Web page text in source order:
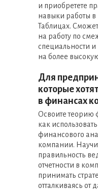
Освоите теорию
как
финансового
компании.
правильность
отчетности в
принимать
отталкиваясь от
и приобретете
навыки работы в
Таблицах.
на работу по
специальности и
на более
Для
которые
в финансах